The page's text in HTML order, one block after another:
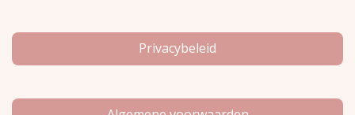
Privacybeleid